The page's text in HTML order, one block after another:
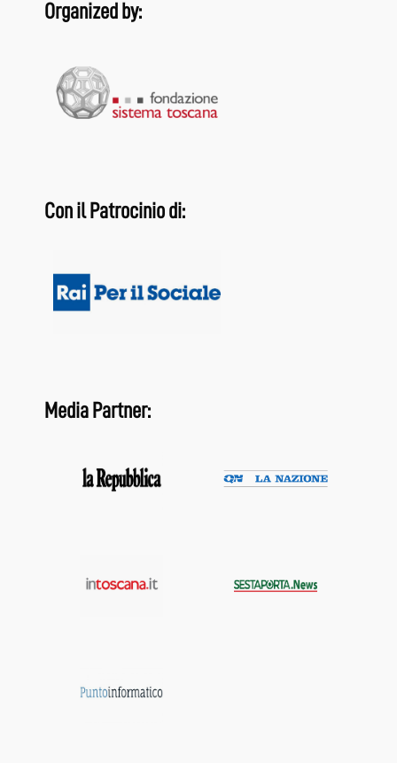
Organized by:
Con il Patrocinio di:
Media Partner: